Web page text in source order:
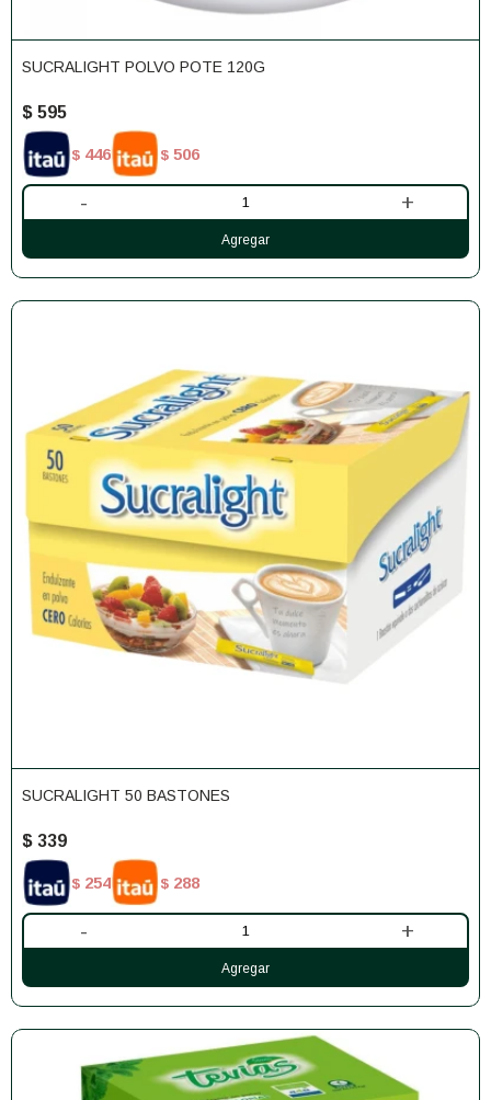
SUCRALIGHT POLVO POTE 120G
$ 595
$ 446 $ 506
- +
SUCRALIGHT 50 BASTONES
$ 339
$ 254 $ 288
- +